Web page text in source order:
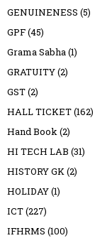
GENUINENESS (5)
GPF(45)
Grama Sabha(1)
GRATUITY(2)
GST(2)
HALL TICKET(162)
Hand Book(2)
HI TECH LAB (31)
HISTORY GK(2)
HOLIDAY(1)
ICT(227)
IFHRMS (100)